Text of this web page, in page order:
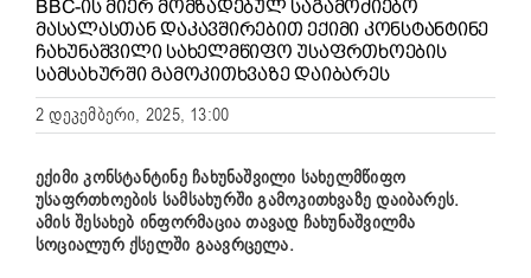
BBC-ᲘᲡ ᲛᲘᲔᲠ ᲛᲝᲛᲖᲐᲓᲔᲑᲣᲚ ᲡᲐᲒᲐᲛᲝᲫᲘᲔᲑᲝ
ᲛᲐᲡᲐᲚᲐᲡᲗᲐᲜ ᲓᲐᲙᲐᲕᲨᲘᲠᲔᲑᲘᲗ ᲔᲥᲘᲛᲘ ᲙᲝᲜᲡᲢᲐᲜᲢᲘᲜᲔ
ᲩᲐᲮᲣᲜᲐᲨᲕᲘᲚᲘ ᲡᲐᲮᲔᲚᲛᲬᲘᲤᲝ ᲣᲡᲐᲤᲠᲗᲮᲝᲔᲑᲘᲡ
ᲡᲐᲛᲡᲐᲮᲣᲠᲨᲘ ᲒᲐᲛᲝᲙᲘᲗᲮᲕᲐᲖᲔ ᲓᲐᲘᲑᲐᲠᲔᲡ
2 დეკემბერი, 2025, 13:00
ექიმი კონსტანტინე ჩახუნაშვილი სახელმწიფო
უსაფრთხოების სამსახურში გამოკითხვაზე დაიბარეს.
ამის შესახებ ინფორმაცია თავად ჩახუნაშვილმა
სოციალურ ქსელში გაავრცელა.